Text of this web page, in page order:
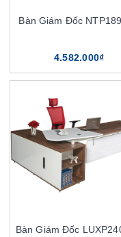
Bàn Giám Đốc
4.582.000₫
Bàn Giám Đốc